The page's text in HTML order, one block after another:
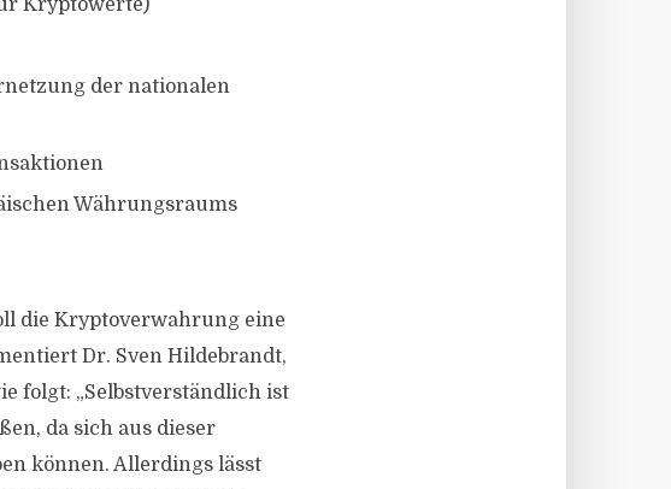
Kryptowerte)
der nationalen
Währungsraums
die Kryptoverwahrung eine
Dr. Sven Hildebrandt,
folgt: „Selbstverständlich ist
da sich aus dieser
können. Allerdings lässt